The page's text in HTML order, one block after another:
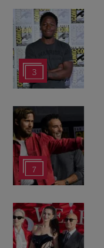
3
7